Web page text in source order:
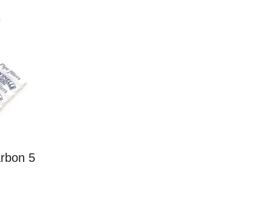
5